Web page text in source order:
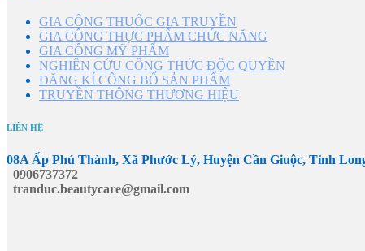
GIA CÔNG THUỐC GIA TRUYỀN
GIA CÔNG THỰC PHẨM CHỨC NĂNG
GIA CÔNG MỸ PHẨM
NGHIÊN CỨU CÔNG THỨC ĐỘC QUYỀN
ĐĂNG KÍ CÔNG BỐ SẢN PHẨM
TRUYỀN THÔNG THƯƠNG HIỆU
LIÊN HỆ
08A Ấp Phú Thành, Xã Phước Lý, Huyện Cần Giuộc, Tỉnh
0906737372
tranduc.beautycare@gmail.com